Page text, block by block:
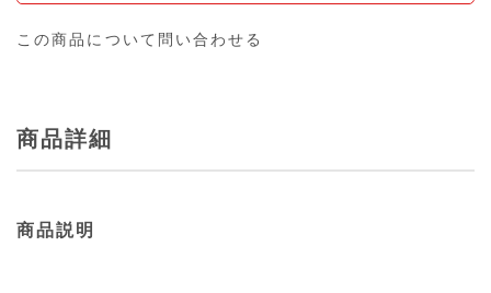
この商品について問い合わせる
商品詳細
商品説明